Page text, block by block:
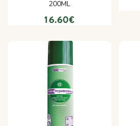
200ML
16.60€